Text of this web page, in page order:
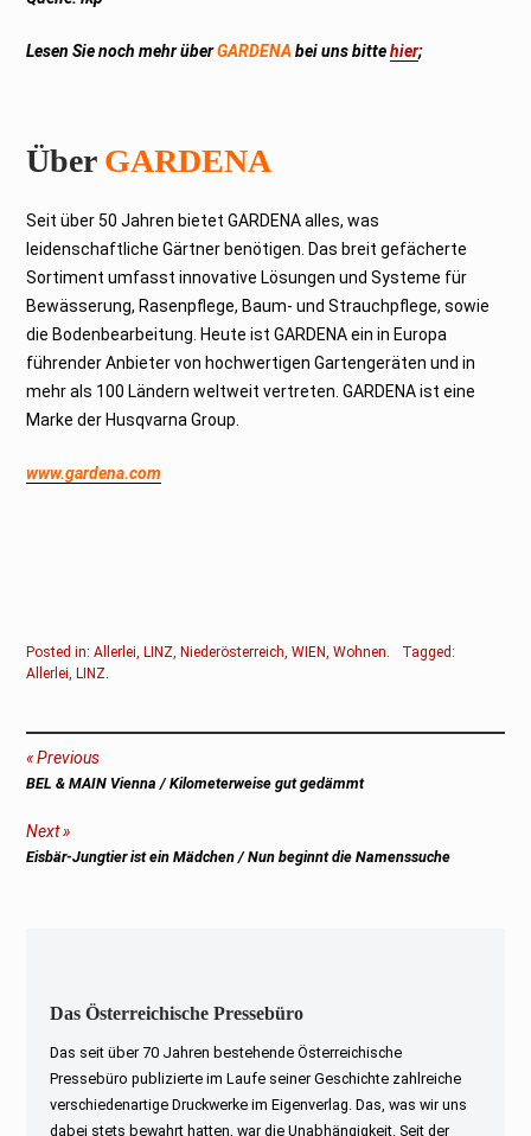
Lesen Sie noch mehr überGARDENAbei uns bittehier;
Über GARDENA
Seit über 50 Jahren bietet GARDENA alles, was
leidenschaftliche Gärtner benötigen. Das breit gefächerte
Sortiment umfasst innovative Lösungen und Systeme für
Bewässerung, Rasenpflege, Baum- und Strauchpflege, sowie
die Bodenbearbeitung. Heute ist GARDENA ein in Europa
führender Anbieter von hochwertigen Gartengeräten und in
mehr als 100 Ländern weltweit vertreten. GARDENA ist eine
Marke der Husqvarna Group.
www.gardena.com
Posted in:Allerlei,LINZ,Niederösterreich,WIEN,Wohnen.
Tagged:
Allerlei,LINZ.
Beitragsnavigation
Previous
Previous
BEL & MAIN Vienna / Kilometerweise gut gedämmt
Next
Next
Eisbär-Jungtier ist ein Mädchen / Nun beginnt die Namenssuche
Das Österreichische Pressebüro
Das seit über 70 Jahren bestehende Österreichische
Pressebüro publizierte im Laufe seiner Geschichte zahlreiche
verschiedenartige Druckwerke im Eigenverlag. Das, was wir uns
dabei stets bewahrt hatten, war die Unabhängigkeit. Seit der